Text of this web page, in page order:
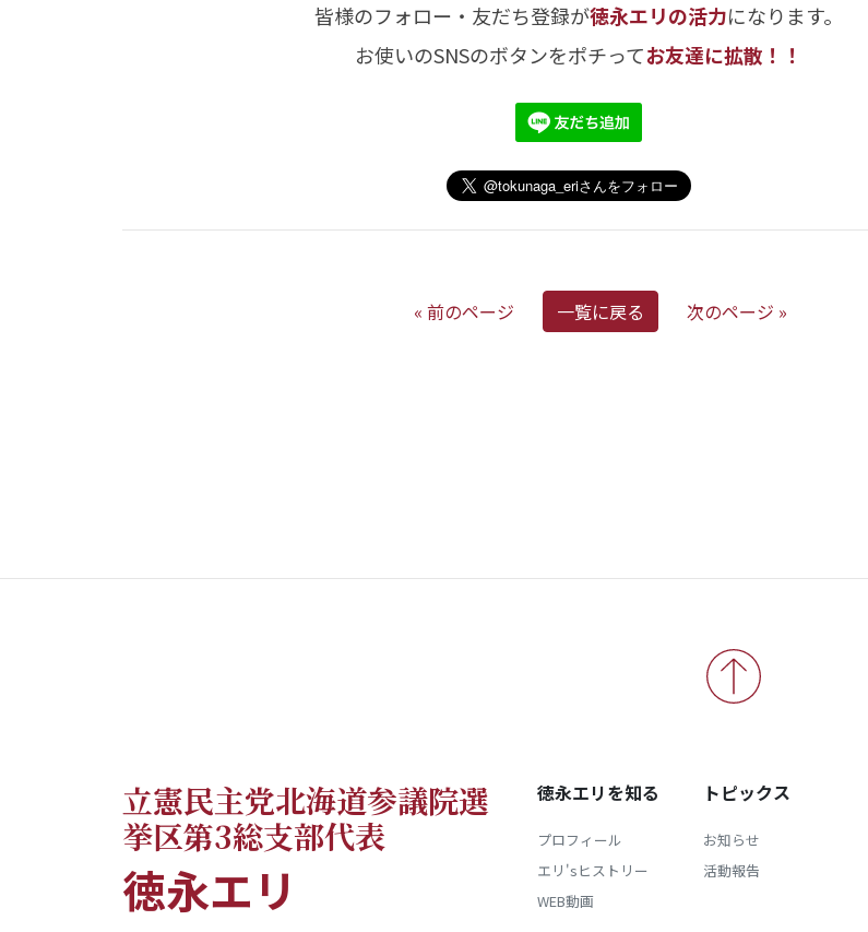
皆様のフォロー・友だち登録が徳永エリの活力になります。
お使いのSNSのボタンをポチってお友達に拡散！！
« 前のページ 一覧に戻る 次のページ »
立憲民主党北海道参議院選
挙区第3総支部代表
徳永エリ
徳永エリを知る
プロフィール
エリ'sヒストリー
WEB動画
トピックス
お知らせ
活動報告